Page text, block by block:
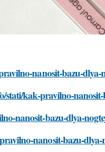
nanosit-bazu-dlya-
stati/kak-pravilno-
nanosit-bazu-dlya-
nanosit-bazu-dlya-